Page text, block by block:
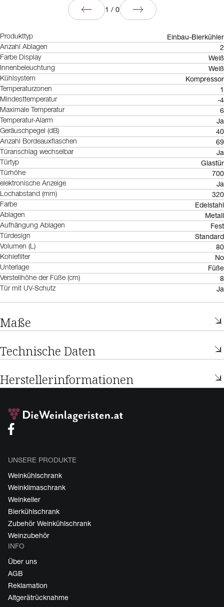
1 / 0
Produkttyp Einbau-Bierkühler
Anzahl Ablagen 2
Farbe Display Weiß
Innenbeleuchtung Weiß
Kühlsystem Kompressor
Temperaturzonen 1
Mindesttemperatur -4
Maximale Temperatur 6
Temperatur-Alarm Ja
Geräuschpegel (dB) 40
Anzahl Bordeauxflaschen 69
Türanschlag wechselbar Ja
Türtyp Glastür
Türhöhe 700
elektronische Anzeige Ja
Lochabstand (mm) 320
Farbe Edelstahl
Ablagen Metall
Aufhängung Ablagen Fest
Türdesign Standard
Volumen (L) 80
Kohlefilter No
Unterlage Füße
Verstellhöhe der Füße (cm) 8
Tür mit UV-Schutz Ja
Maße
Technische Daten
Herstellerinformationen
UNSERE PRODUKTE
Weinkühlschrank
Weinklimaschrank
Weinkeller
Bierkühlschrank
Zubehör Weinkühlschrank
Weinzubehör
INFO
Über uns
AGB
Reklamation
Altgerätrücknahme